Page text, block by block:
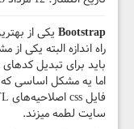
Bootstrap یکی از
راه اندازه البته یکی
سایت لطمه میزند.